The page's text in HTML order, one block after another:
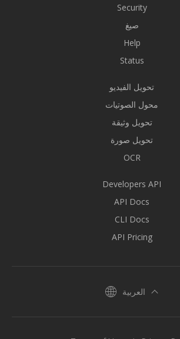
Security
صيغ
Help
Status
تحويل الفيديو
محول الصوتيات
تحويل وثيقة
تحويل صورة
OCR
Developers API
API Docs
CLI Docs
API Pricing
العربية